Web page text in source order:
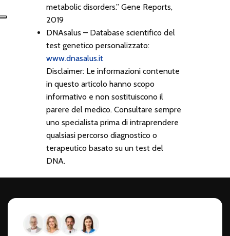
metabolic disorders.” Gene Reports,
2019
DNAsalus – Database scientifico del
test genetico personalizzato:
www.dnasalus.it
Disclaimer: Le informazioni contenute
in questo articolo hanno scopo
informativo e non sostituiscono il
parere del medico. Consultare sempre
uno specialista prima di intraprendere
qualsiasi percorso diagnostico o
terapeutico basato su un test del
DNA.